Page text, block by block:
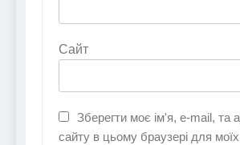
Сайт
Зберегти моє ім'я, e-mail, та
сайту в цьому браузері для моїх